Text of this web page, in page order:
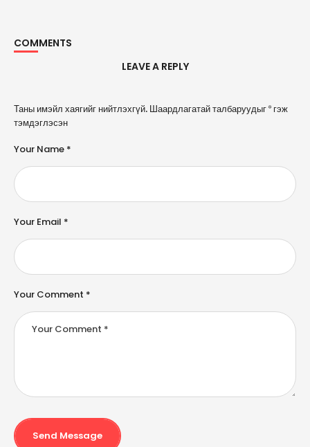
COMMENTS
LEAVE A REPLY
Таны имэйл хаягийг нийтлэхгүй. Шаардлагатай талбаруудыг*гэж
тэмдэглэсэн
Your Comment *
Your Name *
Your Email *
Send Message
A
l
e
n
a
ti
e